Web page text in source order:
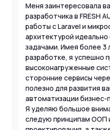
Меня заинтересовала
разработчика в FRESH
работы с Laravel и
архитектурой
задачами. Имея более 3
разработке, я успешно
высоконагруженные
сторонние сервисы
полезно для развития
автоматизации бизнес-
Я уделяю большое
следую принципам ООП